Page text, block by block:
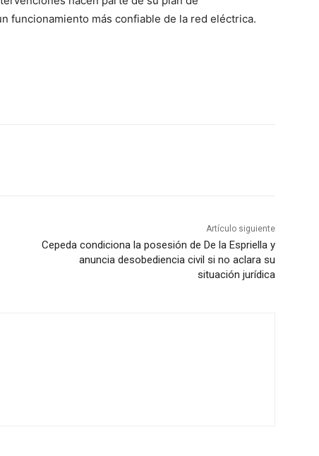
funcionamiento más confiable de la red eléctrica.
Artículo siguiente
Cepeda condiciona la posesión de De la Espriella y
anuncia desobediencia civil si no aclara su
situación jurídica